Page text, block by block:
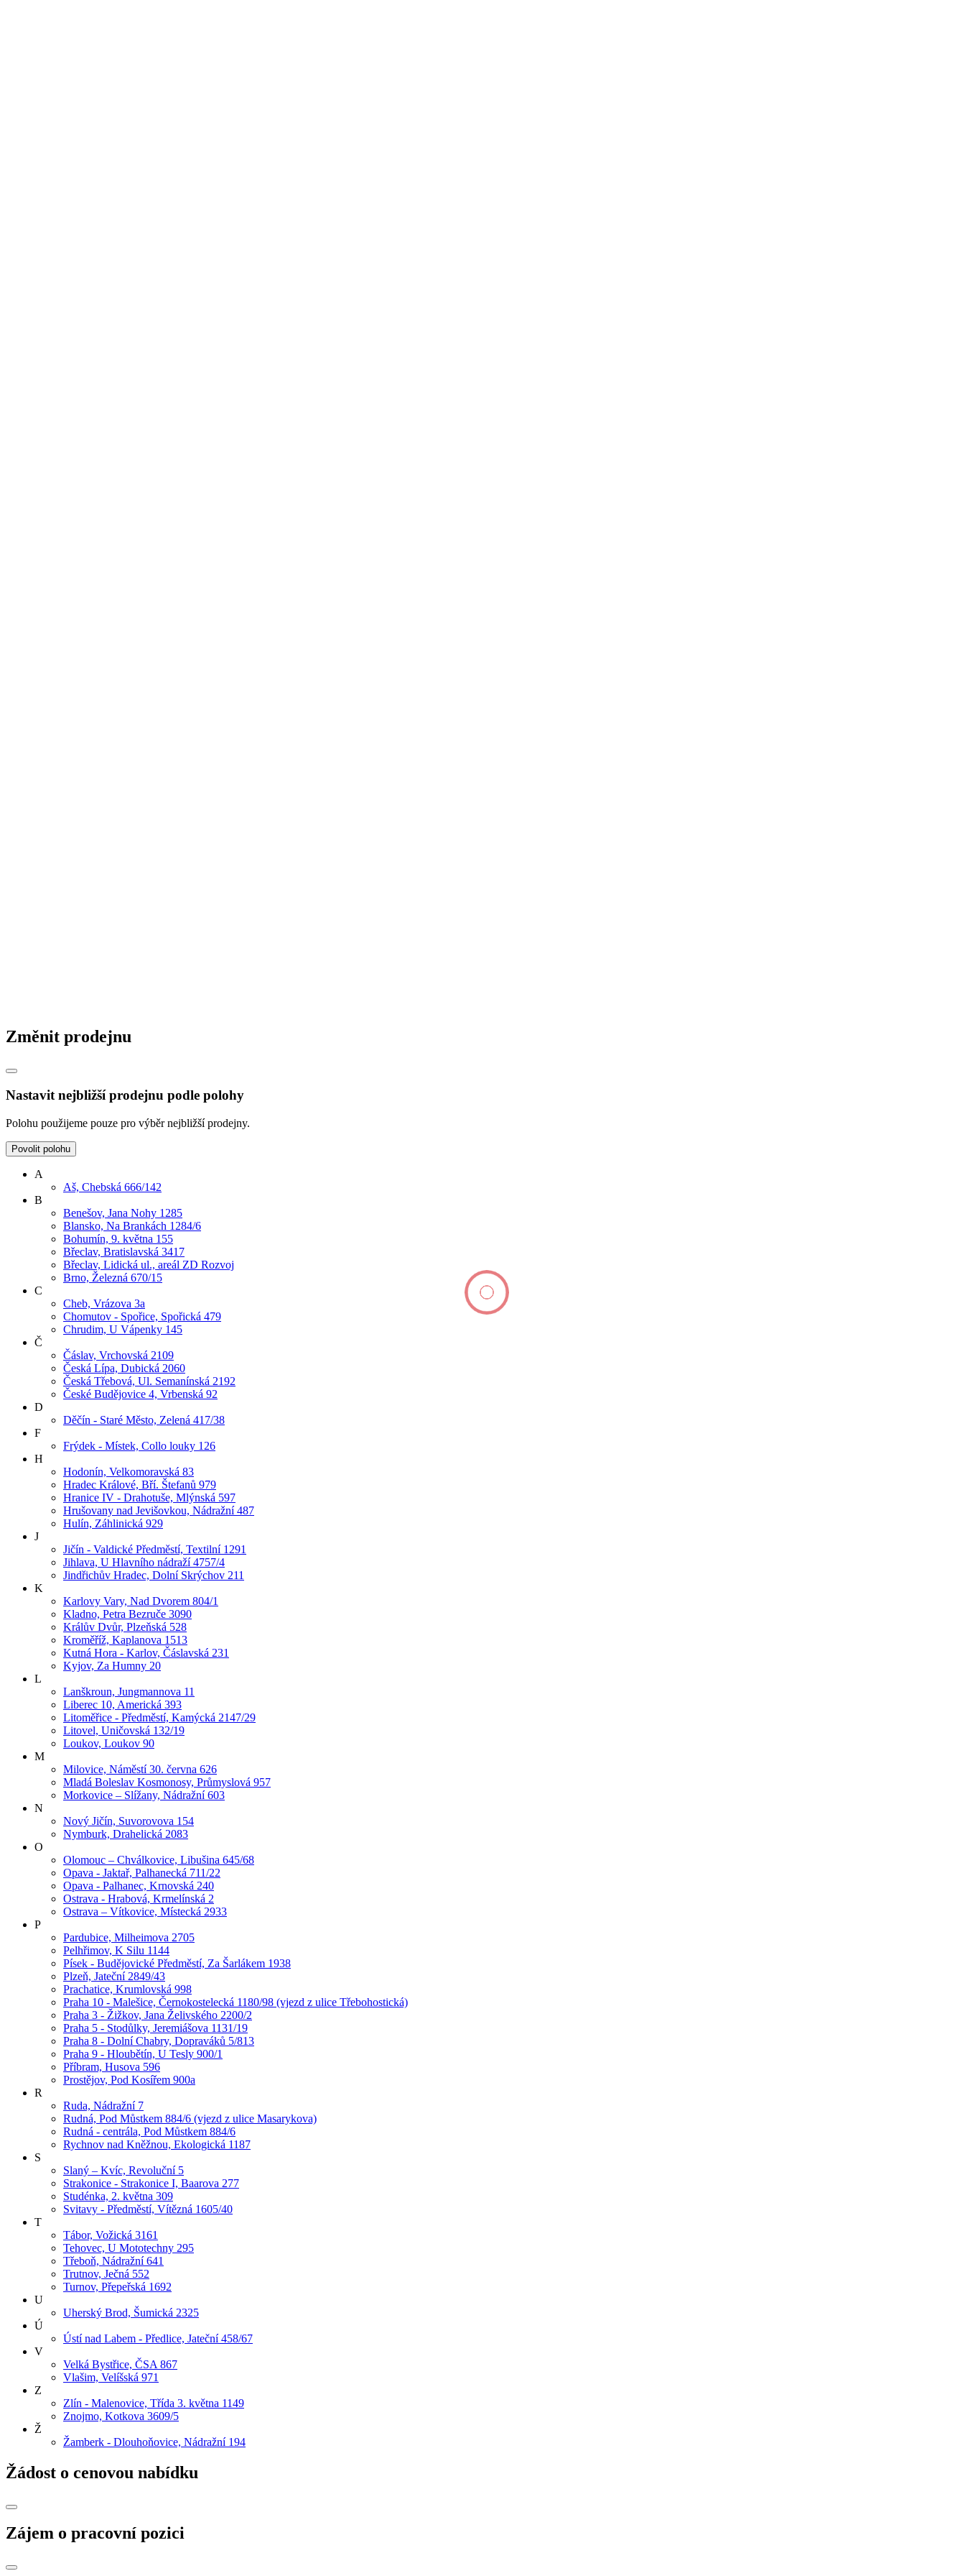
Změnit prodejnu
Nastavit nejbližší prodejnu podle polohy
Polohu použijeme pouze pro výběr nejbližší prodejny.
Povolit polohu
A
Aš, Chebská 666/142
B
Benešov, Jana Nohy 1285
Blansko, Na Brankách 1284/6
Bohumín, 9. května 155
Břeclav, Bratislavská 3417
Břeclav, Lidická ul., areál ZD Rozvoj
Brno, Železná 670/15
C
Cheb, Vrázova 3a
Chomutov - Spořice, Spořická 479
Chrudim, U Vápenky 145
Č
Čáslav, Vrchovská 2109
Česká Lípa, Dubická 2060
Česká Třebová, Ul. Semanínská 2192
České Budějovice 4, Vrbenská 92
D
Děčín - Staré Město, Zelená 417/38
F
Frýdek - Místek, Collo louky 126
H
Hodonín, Velkomoravská 83
Hradec Králové, Bří. Štefanů 979
Hranice IV - Drahotuše, Mlýnská 597
Hrušovany nad Jevišovkou, Nádražní 487
Hulín, Záhlinická 929
J
Jičín - Valdické Předměstí, Textilní 1291
Jihlava, U Hlavního nádraží 4757/4
Jindřichův Hradec, Dolní Skrýchov 211
K
Karlovy Vary, Nad Dvorem 804/1
Kladno, Petra Bezruče 3090
Králův Dvůr, Plzeňská 528
Kroměříž, Kaplanova 1513
Kutná Hora - Karlov, Čáslavská 231
Kyjov, Za Humny 20
L
Lanškroun, Jungmannova 11
Liberec 10, Americká 393
Litoměřice - Předměstí, Kamýcká 2147/29
Litovel, Uničovská 132/19
Loukov, Loukov 90
M
Milovice, Náměstí 30. června 626
Mladá Boleslav Kosmonosy, Průmyslová 957
Morkovice – Slížany, Nádražní 603
N
Nový Jičín, Suvorovova 154
Nymburk, Drahelická 2083
O
Olomouc – Chválkovice, Libušina 645/68
Opava - Jaktař, Palhanecká 711/22
Opava - Palhanec, Krnovská 240
Ostrava - Hrabová, Krmelínská 2
Ostrava – Vítkovice, Místecká 2933
P
Pardubice, Milheimova 2705
Pelhřimov, K Silu 1144
Písek - Budějovické Předměstí, Za Šarlákem 1938
Plzeň, Jateční 2849/43
Prachatice, Krumlovská 998
Praha 10 - Malešice, Černokostelecká 1180/98 (vjezd z ulice Třebohostická)
Praha 3 - Žižkov, Jana Želivského 2200/2
Praha 5 - Stodůlky, Jeremiášova 1131/19
Praha 8 - Dolní Chabry, Dopraváků 5/813
Praha 9 - Hloubětín, U Tesly 900/1
Příbram, Husova 596
Prostějov, Pod Kosířem 900a
R
Ruda, Nádražní 7
Rudná, Pod Můstkem 884/6 (vjezd z ulice Masarykova)
Rudná - centrála, Pod Můstkem 884/6
Rychnov nad Kněžnou, Ekologická 1187
S
Slaný – Kvíc, Revoluční 5
Strakonice - Strakonice I, Baarova 277
Studénka, 2. května 309
Svitavy - Předměstí, Vítězná 1605/40
T
Tábor, Vožická 3161
Tehovec, U Mototechny 295
Třeboň, Nádražní 641
Trutnov, Ječná 552
Turnov, Přepeřská 1692
U
Uherský Brod, Šumická 2325
Ú
Ústí nad Labem - Předlice, Jateční 458/67
V
Velká Bystřice, ČSA 867
Vlašim, Velíšská 971
Z
Zlín - Malenovice, Třída 3. května 1149
Znojmo, Kotkova 3609/5
Ž
Žamberk - Dlouhoňovice, Nádražní 194
Žádost o cenovou nabídku
Zájem o pracovní pozici